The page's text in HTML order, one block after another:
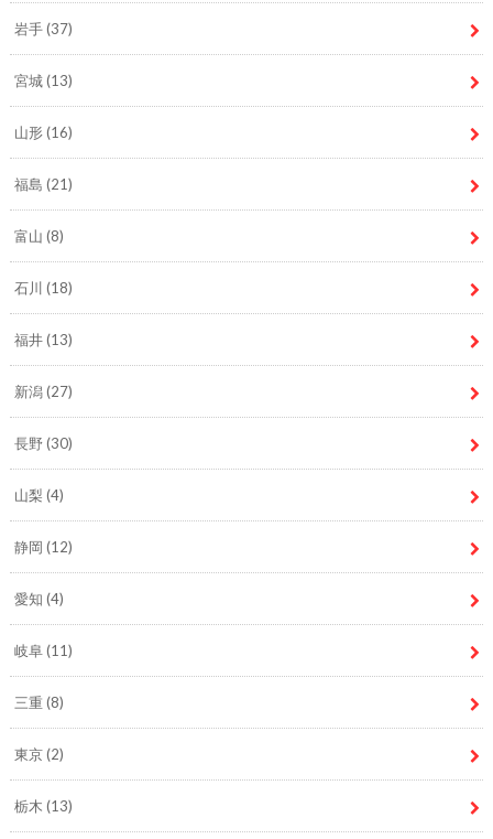
岩手(37)
宮城(13)
山形(16)
福島 (21)
富山 (8)
石川 (18)
福井(13)
新潟(27)
長野(30)
山梨 (4)
静岡 (12)
愛知 (4)
岐阜(11)
三重 (8)
東京(2)
栃木 (13)